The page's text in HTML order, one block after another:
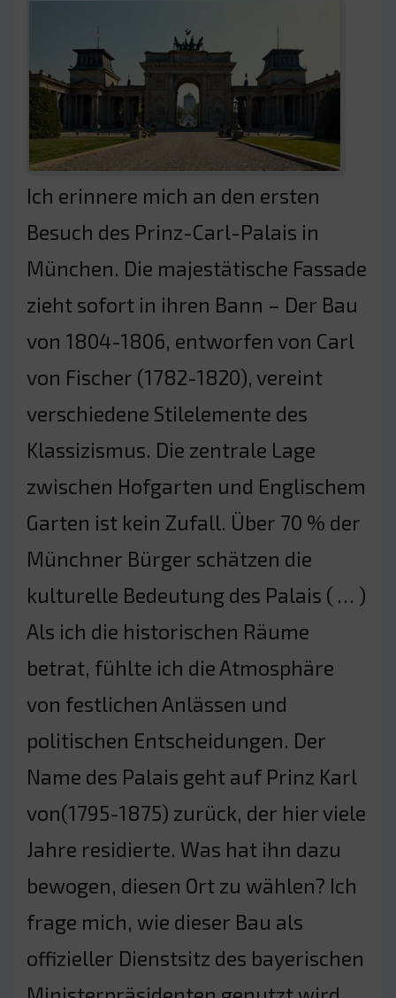
Ich erinnere mich an den ersten
Besuch des Prinz-Carl-Palais in
München. Die majestätische Fassade
zieht sofort in ihren Bann – Der Bau
von 1804-1806, entworfen von Carl
von Fischer (1782-1820), vereint
verschiedene Stilelemente des
Klassizismus. Die zentrale Lage
zwischen Hofgarten und Englischem
Garten ist kein Zufall. Über 70 % der
Münchner Bürger schätzen die
kulturelle Bedeutung des Palais ( … )
Als ich die historischen Räume
betrat, fühlte ich die Atmosphäre
von festlichen Anlässen und
politischen Entscheidungen. Der
Name des Palais geht auf Prinz Karl
von(1795-1875) zurück, der hier viele
Jahre residierte. Was hat ihn dazu
bewogen, diesen Ort zu wählen? Ich
frage mich, wie dieser Bau als
offizieller Dienstsitz des bayerischen